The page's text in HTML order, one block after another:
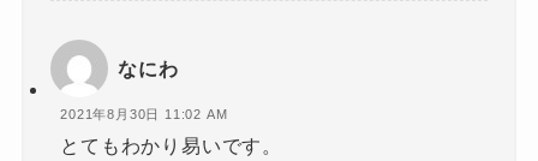
なにわ
2021年8月30日 11:02 AM
とてもわかり易いです。